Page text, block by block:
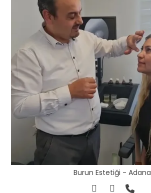
Burun Estetiği - Adana